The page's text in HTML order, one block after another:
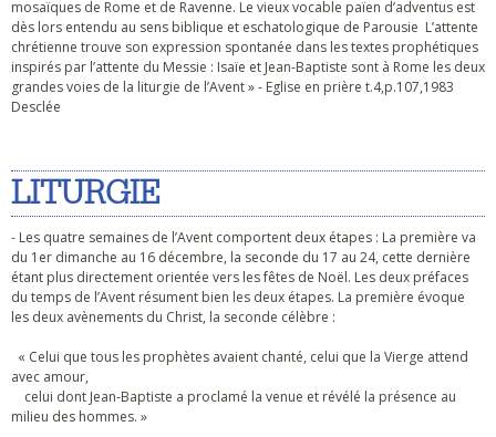
mosaïques de Rome et de Ravenne. Le vieux vocable païen d’adventus est
dès lors entendu au sens biblique et eschatologique de Parousie L’attente
chrétienne trouve son expression spontanée dans les textes prophétiques
inspirés par l’attente du Messie : Isaïe et Jean-Baptiste sont à Rome les deux
grandes voies de la liturgie de l’Avent » - Eglise en prière t.4,p.107,1983
Desclée
LITURGIE
- Les quatre semaines de l’Avent comportent deux étapes : La première va
du 1er dimanche au 16 décembre, la seconde du 17 au 24, cette dernière
étant plus directement orientée vers les fêtes de Noël. Les deux préfaces
du temps de l’Avent résument bien les deux étapes. La première évoque
les deux avènements du Christ, la seconde célèbre :
« Celui que tous les prophètes avaient chanté, celui que la Vierge attend
avec amour,
celui dont Jean-Baptiste a proclamé la venue et révélé la présence au
milieu des hommes. »